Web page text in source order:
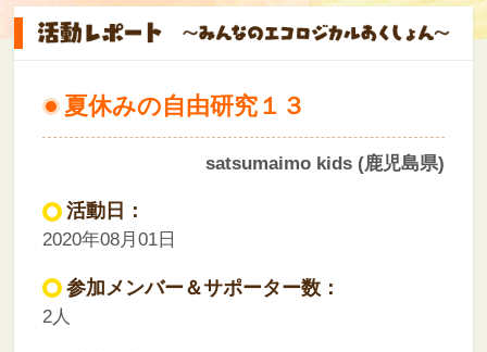
夏休みの自由研究１３
satsumaimo kids (鹿児島県)
活動日：
2020年08月01日
参加メンバー＆サポーター数：
2人